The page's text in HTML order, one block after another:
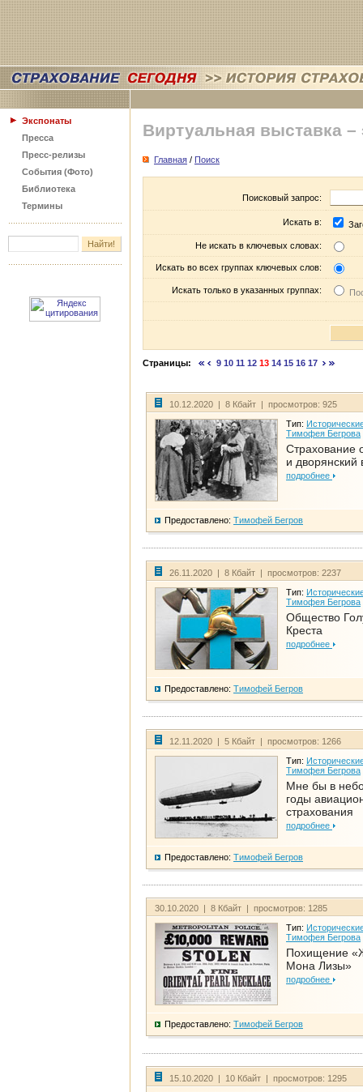
Экспонаты
Пресса
Пресс-релизы
События (Фото)
Библиотека
Термины
Виртуальная выставка –
Главная / Поиск
Поисковый запрос:
Искать в:
Не искать в ключевых словах:
Искать во всех группах ключевых слов:
Искать только в указанных группах:
Страницы: 9 10 11 12 13 14 15 16 17
10.12.2020 | 8 Кбайт | просмотров: 925
Тип:
Тимофея Бегрова
Страхование
и дворянский
подробнее
Предоставлено: Тимофей Бегров
26.11.2020 | 8 Кбайт | просмотров: 2237
Тип:
Тимофея Бегрова
Общество
Креста
подробнее
Предоставлено: Тимофей Бегров
12.11.2020 | 5 Кбайт | просмотров: 1266
Тип:
Тимофея Бегрова
Мне бы в
годы
страхования
подробнее
Предоставлено: Тимофей Бегров
30.10.2020 | 8 Кбайт | просмотров: 1285
Тип:
Тимофея Бегрова
Похищение
Мона Лизы»
подробнее
Предоставлено: Тимофей Бегров
15.10.2020 | 10 Кбайт | просмотров: 1295